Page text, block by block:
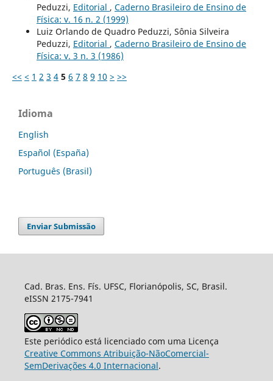
Peduzzi, Editorial , Caderno Brasileiro de Ensino de
Física: v. 16 n. 2 (1999)
Luiz Orlando de Quadro Peduzzi, Sônia Silveira
Peduzzi, Editorial , Caderno Brasileiro de Ensino de
Física: v. 3 n. 3 (1986)
<< < 1 2 3 4 5 6 7 8 9 10 > >>
Idioma
English
Español (España)
Português (Brasil)
Enviar Submissão
Cad. Bras. Ens. Fís. UFSC, Florianópolis, SC, Brasil.
eISSN 2175-7941
Este periódico está licenciado com uma Licença
Creative Commons Atribuição-NãoComercial-
SemDerivações 4.0 Internacional.